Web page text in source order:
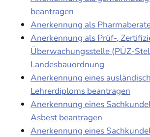
beantragen
Anerkennung als
Anerkennung als Prüf-,
Überwachungsstelle (PÜZ-
Landesbauordnung
Anerkennung eines
Lehrerdiploms beantragen
Anerkennung eines
Asbest beantragen
Anerkennung eines